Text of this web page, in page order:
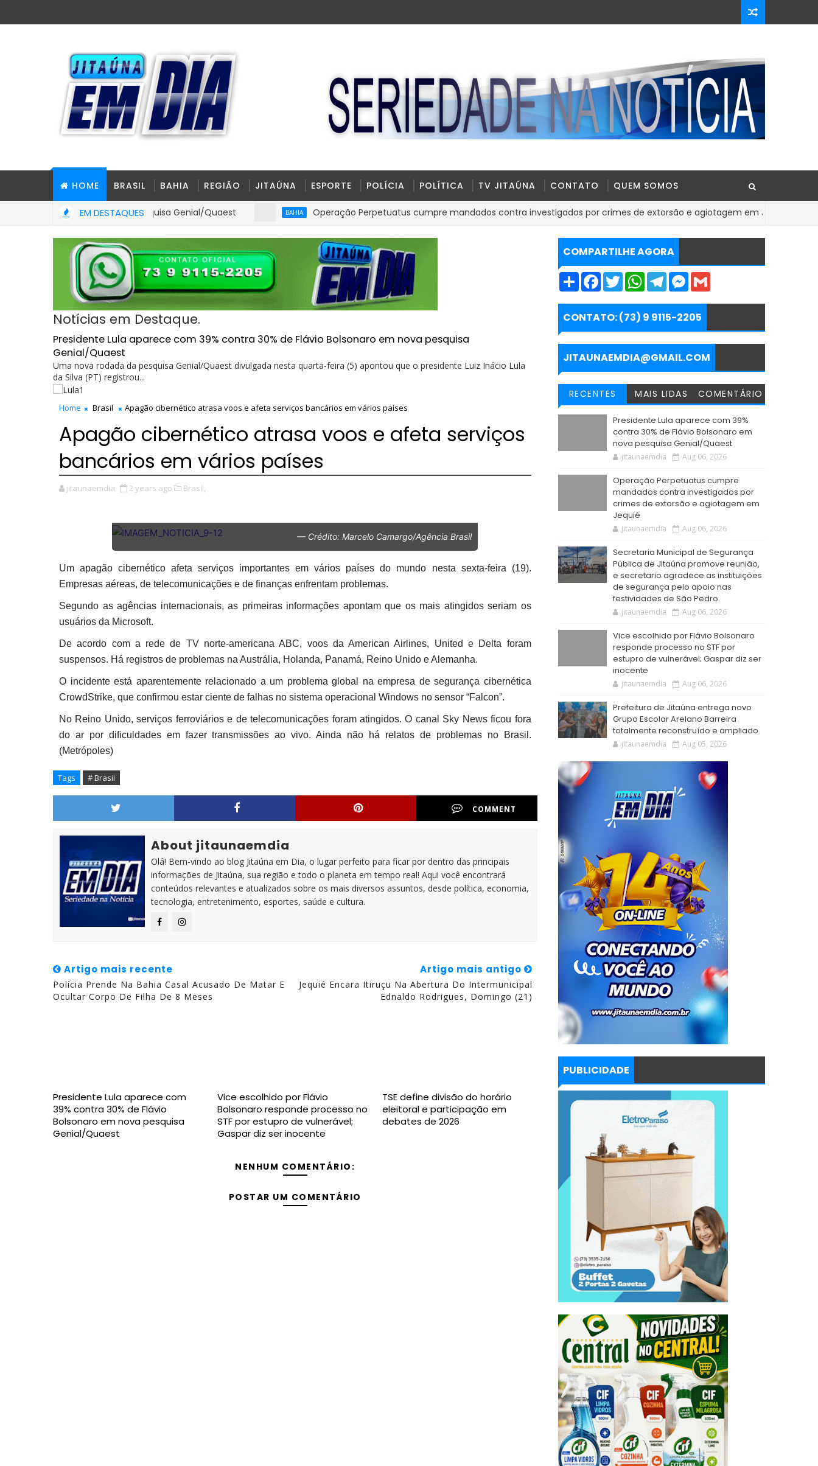
HOME BRASIL BAHIA REGIÃO JITAÚNA ESPORTE POLÍCIA POLÍTICA TV JITAÚNA CONTATO QUEM SOMOS
EM DESTAQUES
Bolsonaro em nova pesquisa Genial/Quaest Operação Perpetuatus cumpre mandados contra investigados por crimes de extorsão e agiotagem em Jequié
Notícias em Destaque.
Presidente Lula aparece com 39% contra 30% de Flávio Bolsonaro em nova pesquisa
Genial/Quaest
Uma nova rodada da pesquisa Genial/Quaest divulgada nesta quarta-feira (5) apontou que o presidente Luiz Inácio Lula
da Silva (PT) registrou...
Home Brasil Apagão cibernético atrasa voos e afeta serviços bancários em vários países
Apagão cibernético atrasa voos e afeta serviços
bancários em vários países
jitaunaemdia 2 years ago Brasil,
— Crédito: Marcelo Camargo/Agência Brasil
Um apagão cibernético afeta serviços importantes em vários países do mundo nesta sexta-feira (19).
Empresas aéreas, de telecomunicações e de finanças enfrentam problemas.
Segundo as agências internacionais, as primeiras informações apontam que os mais atingidos seriam os
usuários da Microsoft.
De acordo com a rede de TV norte-americana ABC, voos da American Airlines, United e Delta foram
suspensos. Há registros de problemas na Austrália, Holanda, Panamá, Reino Unido e Alemanha.
O incidente está aparentemente relacionado a um problema global na empresa de segurança cibernética
CrowdStrike, que confirmou estar ciente de falhas no sistema operacional Windows no sensor “Falcon”.
No Reino Unido, serviços ferroviários e de telecomunicações foram atingidos. O canal Sky News ficou fora
do ar por dificuldades em fazer transmissões ao vivo. Ainda não há relatos de problemas no Brasil.
(Metrópoles)
Tags # Brasil
COMMENT
About jitaunaemdia
Olá! Bem-vindo ao blog Jitaúna em Dia, o lugar perfeito para ficar por dentro das principais
informações de Jitaúna, sua região e todo o planeta em tempo real! Aqui você encontrará
conteúdos relevantes e atualizados sobre os mais diversos assuntos, desde política, economia,
tecnologia, entretenimento, esportes, saúde e cultura.
Artigo mais recente
Polícia Prende Na Bahia Casal Acusado De Matar E
Ocultar Corpo De Filha De 8 Meses
Artigo mais antigo
Jequié Encara Itiruçu Na Abertura Do Intermunicipal
Ednaldo Rodrigues, Domingo (21)
Presidente Lula aparece com
39% contra 30% de Flávio
Bolsonaro em nova pesquisa
Genial/Quaest
Vice escolhido por Flávio
Bolsonaro responde processo no
STF por estupro de vulnerável;
Gaspar diz ser inocente
TSE define divisão do horário
eleitoral e participação em
debates de 2026
NENHUM COMENTÁRIO:
POSTAR UM COMENTÁRIO
COMPARTILHE AGORA
S
r
e
F
e
b
o
k
T
w
t
t
e
r
W
t
s
p
p
T
e
g
a
m
M
s
e
g
e
r
i
CONTATO: (73) 9 9115-2205
JITAUNAEMDIA@GMAIL.COM
RECENTES MAIS LIDAS COMENTÁRIO
Presidente Lula aparece com 39%
contra 30% de Flávio Bolsonaro em
nova pesquisa Genial/Quaest
jitaunaemdia Aug 06, 2026
Operação Perpetuatus cumpre
mandados contra investigados por
crimes de extorsão e agiotagem em
Jequié
jitaunaemdia Aug 06, 2026
Secretaria Municipal de Segurança
Pública de Jitaúna promove reunião,
e secretario agradece as instituições
de segurança pelo apoio nas
festividades de São Pedro.
jitaunaemdia Aug 06, 2026
Vice escolhido por Flávio Bolsonaro
responde processo no STF por
estupro de vulnerável; Gaspar diz ser
inocente
jitaunaemdia Aug 06, 2026
Prefeitura de Jitaúna entrega novo
Grupo Escolar Arelano Barreira
totalmente reconstruído e ampliado.
jitaunaemdia Aug 05, 2026
PUBLICIDADE